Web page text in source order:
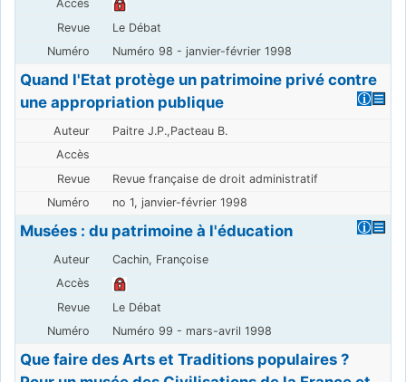
Le Débat
Numéro 98 - janvier-février 1998
Quand l'Etat protège un patrimoine privé contre
une appropriation publique
Paitre J.P.,Pacteau B.
Revue française de droit administratif
no 1, janvier-février 1998
Musées : du patrimoine à l'éducation
Cachin, Françoise
Le Débat
Numéro 99 - mars-avril 1998
Que faire des Arts et Traditions populaires ?